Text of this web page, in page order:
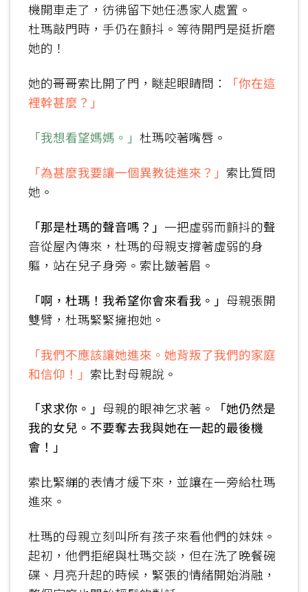
機開車走了，彷彿留下她任憑家人處置。
杜瑪敲門時，手仍在顫抖。等待開門是挺折磨
她的！
她的哥哥索比開了門，瞇起眼睛問：
「你在這
裡幹甚麼？」
「我想看望媽媽。」杜瑪咬著嘴唇。
「為甚麼我要讓一個異教徒進來？」 索比質問
她。
「那是杜瑪的聲音嗎？」 一把虛弱而顫抖的聲
音從屋內傳來，杜瑪的母親支撐著虛弱的身
軀，站在兒子身旁。索比皺著眉。
「啊，杜瑪！我希望你會來看我。」 母親張開
雙臂，杜瑪緊緊擁抱她。
「我們不應該讓她進來。她背叛了我們的家庭
和信仰！」 索比對母親說。
「求求你。」 母親的眼神乞求著。
「她仍然是
我的女兒。不要奪去我與她在一起的最後機
會！」
索比緊繃的表情才緩下來，並讓在一旁給杜瑪
進來。
杜瑪的母親立刻叫所有孩子來看他們的妹妹。
起初，他們拒絕與杜瑪交談，但在洗了晚餐碗
碟、月亮升起的時候，緊張的情緒開始消融，